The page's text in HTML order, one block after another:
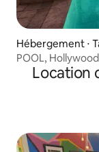
Hébergement ⋅
POOL,
Location